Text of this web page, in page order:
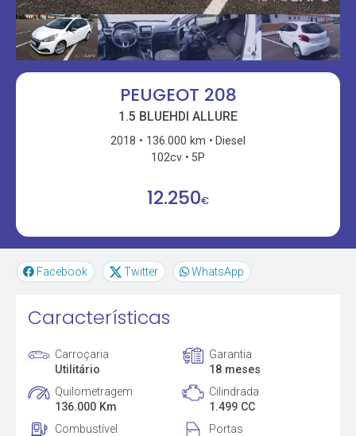
PEUGEOT 208
1.5 BLUEHDI ALLURE
2018 136.000 km
Diesel
102cv
5P
12.250€
Facebook Twitter WhatsApp
Características
Carroçaria
Utilitário
Garantia
18 meses
Quilometragem
136.000 Km
Cilindrada
1.499 CC
Combustível
Portas